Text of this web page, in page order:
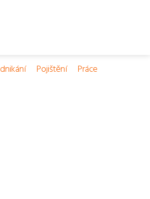
Pojištění
Práce